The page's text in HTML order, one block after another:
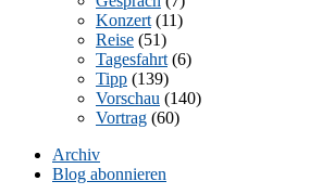
Konzert (11)
Reise (51)
Tagesfahrt (6)
Tipp (139)
Vorschau (140)
Vortrag (60)
Archiv
Blog abonnieren